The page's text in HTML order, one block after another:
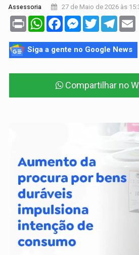
Assessoria 27 de Maio de 2026 às
Print WhatsAppFacebookMessenger
Twitter
Siga a gente no Google News
Compartilhar no